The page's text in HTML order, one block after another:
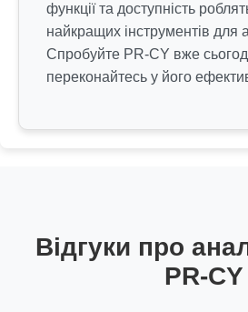
функції та доступність
найкращих інструментів для
Спробуйте PR-CY вже
переконайтесь у його
Відгуки про
PR-CY